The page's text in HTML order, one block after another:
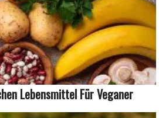
Lebensmittel Für Veganer